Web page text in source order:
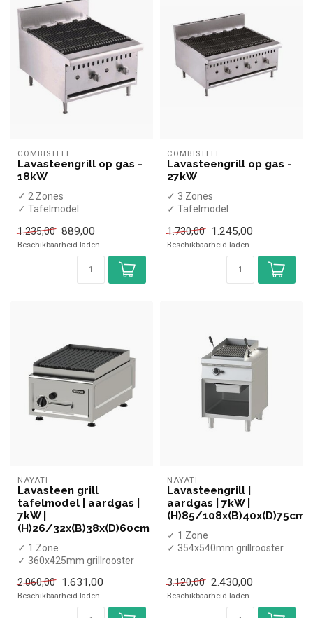
COMBISTEEL
Lavasteengrill op gas -
18kW
✓ 2 Zones
✓ Tafelmodel
✓ Gas
1.235,00 889,00
Beschikbaarheid laden..
COMBISTEEL
Lavasteengrill op gas -
27kW
✓ 3 Zones
✓ Tafelmodel
✓ Gas
1.730,00 1.245,00
Beschikbaarheid laden..
NAYATI
Lavasteen grill
tafelmodel | aardgas |
7kW |
(H)26/32x(B)38x(D)60cm
✓ 1 Zone
✓ 360x425mm grillrooster
✓ 7 kW
✓ Gas
2.060,00 1.631,00
Beschikbaarheid laden..
NAYATI
Lavasteengrill |
aardgas | 7kW |
(H)85/108x(B)40x(D)75cm
✓ 1 Zone
✓ 354x540mm grillrooster
✓ Gas
3.120,00 2.430,00
Beschikbaarheid laden..